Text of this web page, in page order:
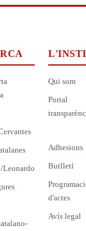
Leonardo
Qui som
Portal
Adhesions
Butlletí
d'actes
Avís legal